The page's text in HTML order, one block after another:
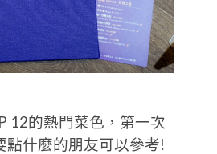
12的熱門菜色，第一次
點什麼的朋友可以參考!